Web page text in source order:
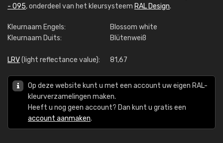
- 095, onderdeel van het kleursysteem RAL Design.
Kleurnaam Engels:
Blossom white
Kleurnaam Duits:
Blütenweiß
LRV(light reflectance value): 81,67
Op deze website kunt u met een account uw eigen RAL-
kleurverzamelingen maken.
Heeft u nog geen account? Dan kunt u gratis een
account aanmaken.